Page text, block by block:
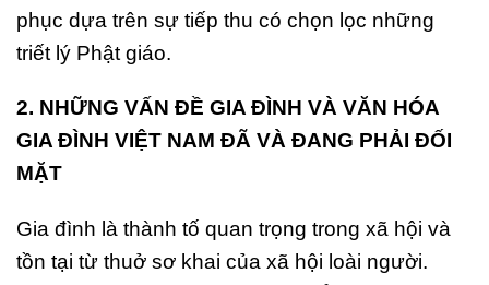
phục dựa trên sự tiếp thu có chọn lọc những
triết lý Phật giáo.
2. NHỮNG VẤN ĐỀ GIA ĐÌNH VÀ VĂN HÓA
GIA ĐÌNH VIỆT NAM ĐÃ VÀ ĐANG PHẢI ĐỐI
MẶT
Gia đình là thành tố quan trọng trong xã hội và
tồn tại từ thuở sơ khai của xã hội loài người.